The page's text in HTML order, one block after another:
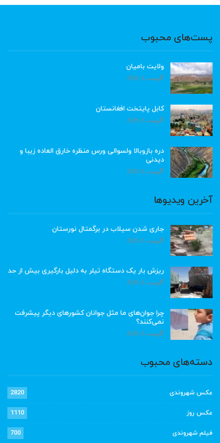
پست‌های محبوب
ولایت بامیان
آگوست 6, 2026
کابل پایتخت افغانستان
آگوست 6, 2026
دره بازوبالا ولسوالی ورس منظره خارق العاده زیبا و
دیدنی
آگوست 6, 2026
آخرین ویدیوها
جاری شدن سیلاب در برگمتال نورستان
آگوست 6, 2026
ریزش بار یک دستگاه تیلر به دلیل بارگیری بیش از حد
آگوست 6, 2026
چرا جوان‌های ما مثل جوانان کشورهای دیگر پیشرفت
نمی‌کنند؟
آگوست 6, 2026
دسته‌های محبوب
عکس شهروندی 2820
عکس روز 1110
فیلم شهروندی 700